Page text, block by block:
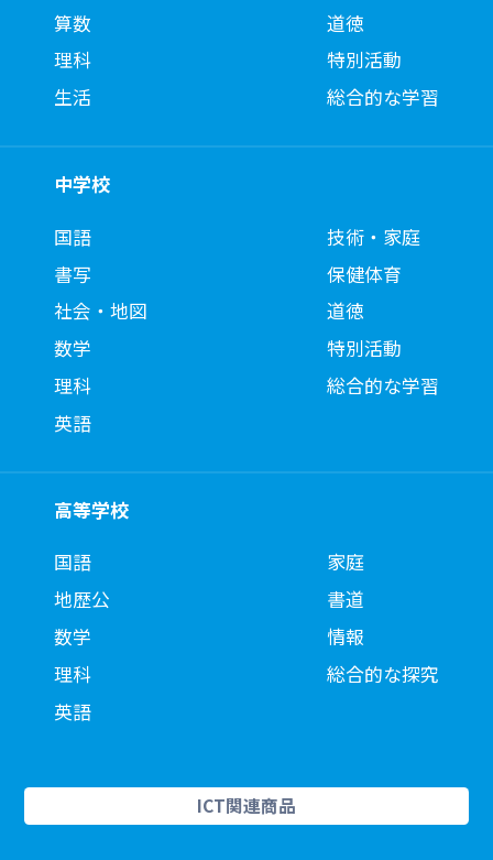
算数
理科
生活
道徳
特別活動
総合的な学習
中学校
国語
書写
社会・地図
数学
理科
英語
技術・家庭
保健体育
道徳
特別活動
総合的な学習
高等学校
国語
地歴公
数学
理科
英語
家庭
書道
情報
総合的な探究
ICT関連商品